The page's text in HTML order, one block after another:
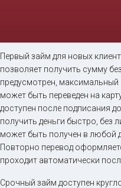
Займ на
Сумма
Срок
Первый займ для новых
позволяет получить сумму
предусмотрен,
может быть переведен на
доступен после подписания
получить деньги быстро, без
может быть получен в любой
Повторно перевод
проходит автоматически
Срочный займ доступен